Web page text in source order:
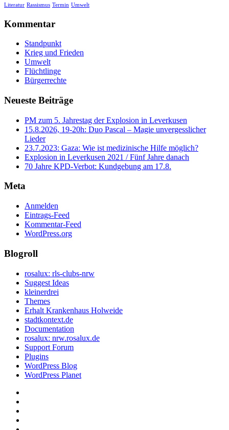
Literatur Rassismus Termin Umwelt
Kommentar
Standpunkt
Krieg und Frieden
Umwelt
Flüchtlinge
Bürgerrechte
Neueste Beiträge
PM zum 5. Jahrestag der Explosion in Leverkusen
15.8.2026, 19-20h: Duo Pascal – Magie unvergesslicher
Lieder
23.7.2023: Gaza: Wie ist medizinische Hilfe möglich?
Explosion in Leverkusen 2021 / Fünf Jahre danach
70 Jahre KPD‑Verbot: Kundgebung am 17.8.
Meta
Anmelden
Eintrags-Feed
Kommentar-Feed
WordPress.org
Blogroll
rosalux: rls-clubs-nrw
Suggest Ideas
kleinerdrei
Themes
Erhalt Krankenhaus Holweide
stadtkontext.de
Documentation
rosalux: nrw.rosalux.de
Support Forum
Plugins
WordPress Blog
WordPress Planet